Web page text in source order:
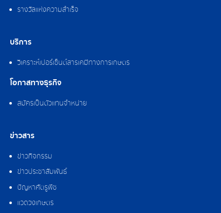
รางวัลแห่งความสำเร็จ
บริการ
วิเคราะห์เปอร์เซ็นต์สารเคมีทางการเกษตร
โอกาสทางธุรกิจ
สมัครเป็นตัวแทนจำหน่าย
ข่าวสาร
ข่าวกิจกรรม
ข่าวประชาสัมพันธ์
ปัญหาศัตรูพืช
แวดวงเกษตร